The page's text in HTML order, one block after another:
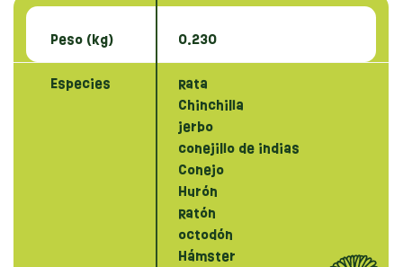
Peso (kg) 0.230
Especies
Rata
Chinchilla
jerbo
conejillo de indias
Conejo
Hurón
Ratón
octodón
Hámster